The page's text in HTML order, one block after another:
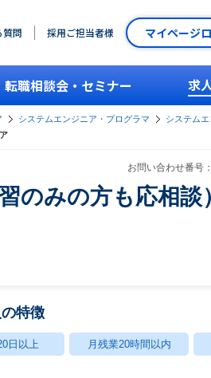
質問 採用ご担当者様 マイページ
転職相談会・セミナー 求
システムエンジニア・プログラマ
システム
お問い合わせ番号
のみの方も応相談
特徴
日以上 月残業20時間以内